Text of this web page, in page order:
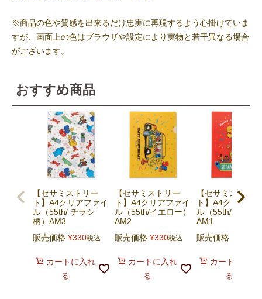
※商品の色や質感を出来るだけ忠実に再現するよう心掛けていま
すが、画面上の色はブラウザや設定により実物と若干異なる場合
がございます。
おすすめ商品
【セサミストリー
ト】A4クリアファイ
ル（55th/ チラシ
柄）AM3
販売価格 ¥330税込
カートに入れ
る
【セサミストリー
ト】A4クリアファイ
ル（55th/イエロー）
AM2
販売価格 ¥330税込
カートに入れ
る
【セサミストリー
ト】A4クリアフ
ル（55th/レッド
AM1
販売価格
カートに入れ
る